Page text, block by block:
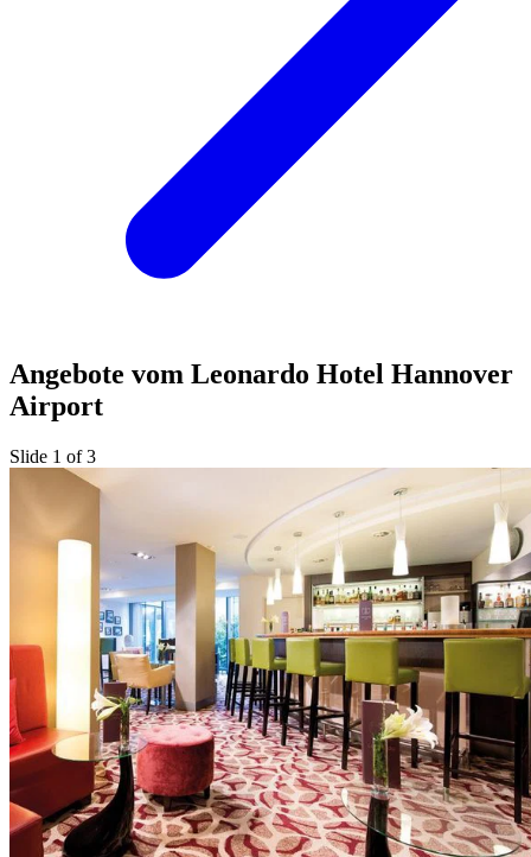
Angebote vom Leonardo Hotel Hannover
Airport
Slide 1 of 3